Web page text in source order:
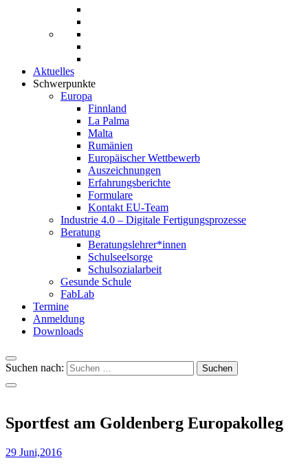
Aktuelles
Schwerpunkte
Europa
Finnland
La Palma
Malta
Rumänien
Europäischer Wettbewerb
Auszeichnungen
Erfahrungsberichte
Formulare
Kontakt EU-Team
Industrie 4.0 – Digitale Fertigungsprozesse
Beratung
Beratungslehrer*innen
Schulseelsorge
Schulsozialarbeit
Gesunde Schule
FabLab
Termine
Anmeldung
Downloads
Suchen nach:
Sportfest am Goldenberg Europakolleg
29 Juni,2016